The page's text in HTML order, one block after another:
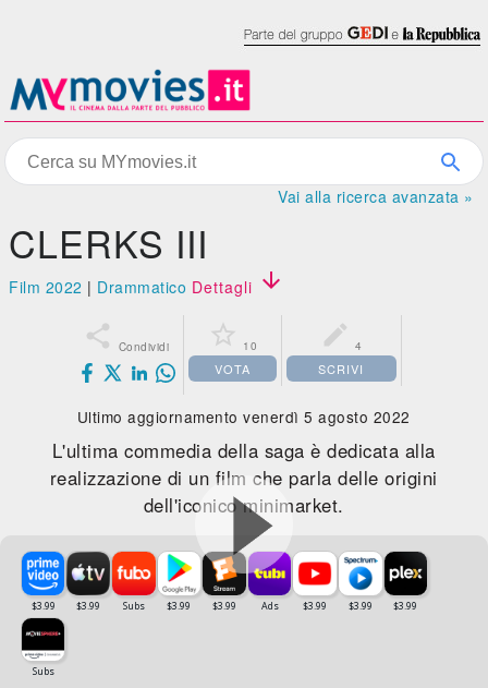
Vai alla ricerca avanzata »
CLERKS III
Film 2022 | Drammatico Dettagli 
 Condividi  10
VOTA
 4
SCRIVI
Ultimo aggiornamento venerdì 5 agosto 2022
L'ultima commedia della saga è dedicata alla
realizzazione di un film che parla delle origini
dell'iconico minimarket.